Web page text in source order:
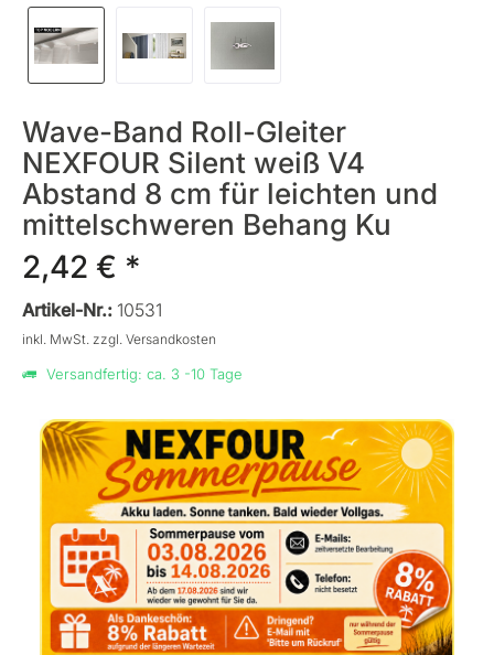
Wave-Band Roll-Gleiter
NEXFOUR Silent weiß V4
Abstand 8 cm für leichten und
mittelschweren Behang Ku
2,42 € *
Artikel-Nr.: 10531
inkl. MwSt. zzgl. Versandkosten
Versandfertig: ca. 3 -10 Tage